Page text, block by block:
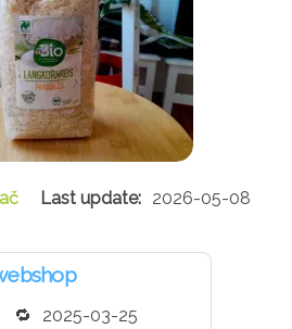
2026-05-08
2025-03-25